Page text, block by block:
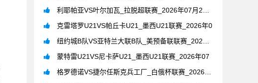
利耶帕亚VS叶尔加瓦_拉脱超联赛_2026年07月26日
克雷塔罗U21VS帕丘卡U21_墨西U21联赛_2026年0
纽约城B队VS亚特兰大联B队_美预备联联赛_2026年07月
蒙特雷U21VS尼卡萨U21_墨西U21联赛_2026年07
格罗德诺VS捷尔任斯克兵工厂_白俄杯联赛_2026年07月2